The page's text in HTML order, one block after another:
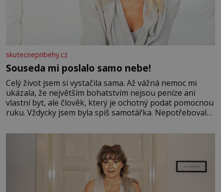
skutecnepribehy.cz
Souseda mi poslalo samo nebe!
Celý život jsem si vystačila sama. Až vážná nemoc mi
ukázala, že největším bohatstvím nejsou peníze ani
vlastní byt, ale člověk, který je ochotný podat pomocnou
ruku. Vždycky jsem byla spíš samotářka. Nepotřebovala
mi knihy, práce a hlavně klid. Hned po studiích jsem